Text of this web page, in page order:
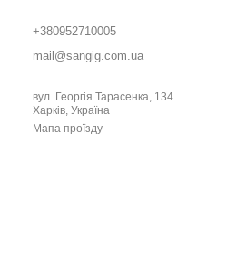
+380952710005
mail@sangig.com.ua
вул. Георгія Тарасенка, 134
Харків, Україна
Мапа проїзду